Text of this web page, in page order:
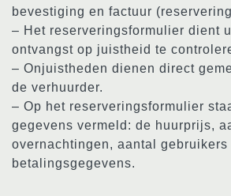
bevestiging en factuur
– Het reserveringsformulier dient
ontvangst op juistheid te
– Onjuistheden dienen direct
de verhuurder.
– Op het reserveringsformulier
gegevens vermeld: de huurprijs,
overnachtingen, aantal gebruikers
betalingsgegevens.